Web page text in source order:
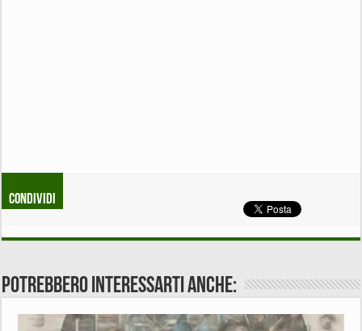
Condividi
Potrebbero interessarti anche: